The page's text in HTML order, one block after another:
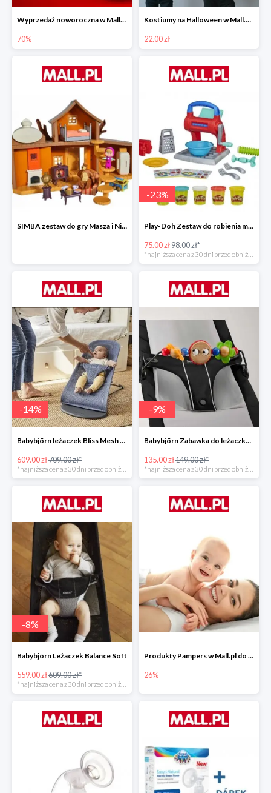
Wyprzedaż noworoczna w Mall.pl do -70%
70%
Kostiumy na Halloween w Mall.pl od 22 zł
22.00 zł
SIMBA zestaw do gry Masza i Niedźwiedź - Duży dom Maszy -15%
-23%
Play-Doh Zestaw do robienia makaronów -23%
75.00 zł98.00 zł*
-14%
Babybjörn leżaczek Bliss Mesh State Blue
609.00 zł709.00 zł*
*najniższa cena z 30 dni przed obniżką
-9%
Babybjörn Zabawka do leżaczka Balance
135.00 zł149.00 zł*
*najniższa cena z 30 dni przed obniżką
-8%
Babybjörn Leżaczek Balance Soft
559.00 zł609.00 zł*
Produkty Pampers w Mall.pl do -26%
26%